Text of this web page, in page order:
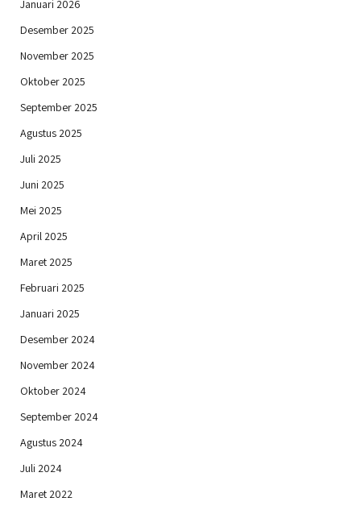
Januari 2026
Desember 2025
November 2025
Oktober 2025
September 2025
Agustus 2025
Juli 2025
Juni 2025
Mei 2025
April 2025
Maret 2025
Februari 2025
Januari 2025
Desember 2024
November 2024
Oktober 2024
September 2024
Agustus 2024
Juli 2024
Maret 2022